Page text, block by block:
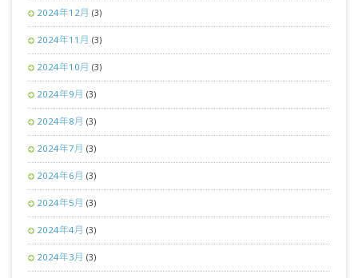
2024年12月 (3)
2024年11月 (3)
2024年10月 (3)
2024年9月 (3)
2024年8月 (3)
2024年7月 (3)
2024年6月 (3)
2024年5月 (3)
2024年4月 (3)
2024年3月 (3)